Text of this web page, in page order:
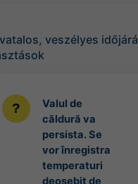
veszélyes
Valul de
căldură va
persista. Se
vor înregistra
temperaturi
deosebit de